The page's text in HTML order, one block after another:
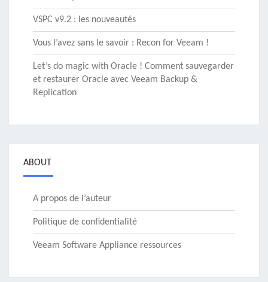
VSPC v9.2 : les nouveautés
Vous l’avez sans le savoir : Recon for Veeam !
Let’s do magic with Oracle ! Comment sauvegarder
et restaurer Oracle avec Veeam Backup &
Replication
ABOUT
A propos de l’auteur
Politique de confidentialité
Veeam Software Appliance ressources